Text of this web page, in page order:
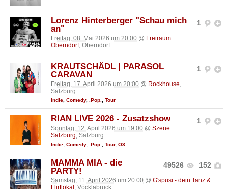
1
Lorenz Hinterberger "Schau mich
an"
Freitag, 08. Mai 2026 um 20:00 @ Freiraum
Oberndorf, Oberndorf
1
KRAUTSCHÄDL | PARASOL
CARAVAN
Freitag, 17. April 2026 um 20:00 @ Rockhouse,
Salzburg
Indie, Comedy, .Pop., Tour
1
RIAN LIVE 2026 - Zusatzshow
Sonntag, 12. April 2026 um 19:00 @ Szene
Salzburg , Salzburg
Indie Comedy, .Pop. Tour, Ö3
49526 152
MAMMA MIA - die
PARTY!
Samstag, 11. April 2026 um 20:00 @ G'spusi - dein Tanz &
Flirtlokal , Vöcklabruck